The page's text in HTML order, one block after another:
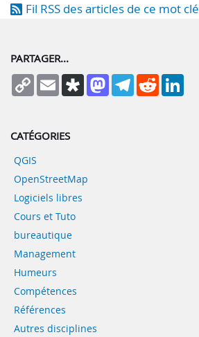
Fil RSS des articles de ce mot clé
PARTAGER...
Copy
Link
Email DiasporaMastodonTelegram
Reddit
CATÉGORIES
QGIS
OpenStreetMap
Logiciels libres
Cours et Tuto
bureautique
Management
Humeurs
Compétences
Références
Autres disciplines